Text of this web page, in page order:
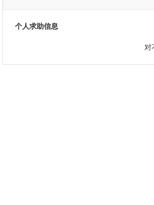
个人求助信息
对